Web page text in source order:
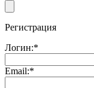
Регистрация
Логин:*
Email:*